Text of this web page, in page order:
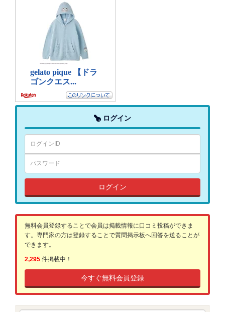
ログイン
ログイン
無料会員登録することで会員は掲載情報に口コミ投稿ができま
す。専門家の方は登録することで質問掲示板へ回答を送ることが
できます。
2,295 件掲載中！
今すぐ無料会員登録